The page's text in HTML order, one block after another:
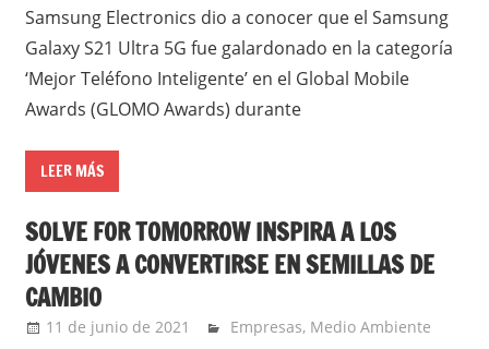
Samsung Electronics dio a conocer que el Samsung
Galaxy S21 Ultra 5G fue galardonado en la categoría
‘Mejor Teléfono Inteligente’ en el Global Mobile
Awards (GLOMO Awards) durante
LEER MÁS
SOLVE FOR TOMORROW INSPIRA A LOS
JÓVENES A CONVERTIRSE EN SEMILLAS DE
CAMBIO
11 de junio de 2021 Ernesto Herrera
Empresas, Medio Ambiente